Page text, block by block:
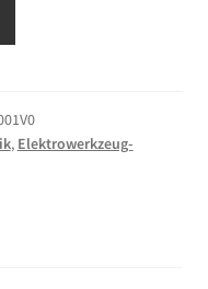
, Elektrowerkzeug-